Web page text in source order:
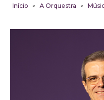
Início > A Orquestra >